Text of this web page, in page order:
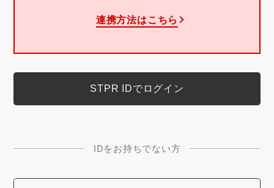
連携方法はこちら
IDをお持ちでない方